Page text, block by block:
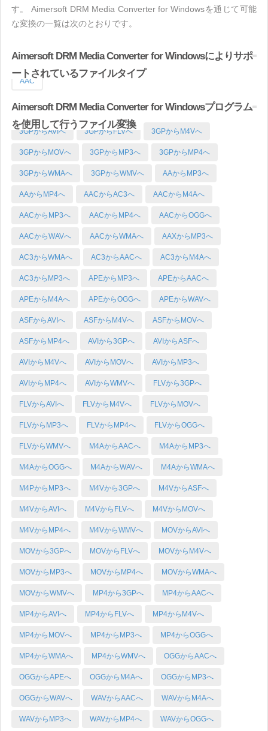
す。 Aimersoft DRM Media Converter for Windowsを通じて可能
な変換の一覧は次のとおりです。
Aimersoft DRM Media Converter for Windowsによりサポ
ートされているファイルタイプ
AAC
Aimersoft DRM Media Converter for Windowsプログラム
を使用して行うファイル変換
3GPからAVIへ 3GPからFLVへ 3GPからM4Vへ
3GPからMOVへ 3GPからMP3へ 3GPからMP4へ
3GPからWMAへ 3GPからWMVへ AAからMP3へ
AAからMP4へ AACからAC3へ AACからM4Aへ
AACからMP3へ AACからMP4へ AACからOGGへ
AACからWAVへ AACからWMAへ AAXからMP3へ
AC3からWMAへ AC3からAACへ AC3からM4Aへ
AC3からMP3へ APEからMP3へ APEからAACへ
APEからM4Aへ APEからOGGへ APEからWAVへ
ASFからAVIへ ASFからM4Vへ ASFからMOVへ
ASFからMP4へ AVIから3GPへ AVIからASFへ
AVIからM4Vへ AVIからMOVへ AVIからMP3へ
AVIからMP4へ AVIからWMVへ FLVから3GPへ
FLVからAVIへ FLVからM4Vへ FLVからMOVへ
FLVからMP3へ FLVからMP4へ FLVからOGGへ
FLVからWMVへ M4AからAACへ M4AからMP3へ
M4AからOGGへ M4AからWAVへ M4AからWMAへ
M4PからMP3へ M4Vから3GPへ M4VからASFへ
M4VからAVIへ M4VからFLVへ M4VからMOVへ
M4VからMP4へ M4VからWMVへ MOVからAVIへ
MOVから3GPへ MOVからFLVへ MOVからM4Vへ
MOVからMP3へ MOVからMP4へ MOVからWMAへ
MOVからWMVへ MP4から3GPへ MP4からAACへ
MP4からAVIへ MP4からFLVへ MP4からM4Vへ
MP4からMOVへ MP4からMP3へ MP4からOGGへ
MP4からWMAへ MP4からWMVへ OGGからAACへ
OGGからAPEへ OGGからM4Aへ OGGからMP3へ
OGGからWAVへ WAVからAACへ WAVからM4Aへ
WAVからMP3へ WAVからMP4へ WAVからOGGへ